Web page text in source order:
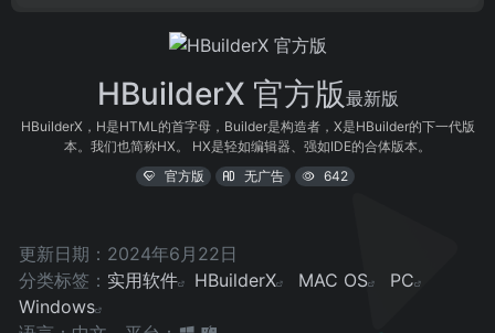
HBuilderX 官方版最新版
HBuilderX，H是HTML的首字母，Builder是构造者，X是HBuilder的下一代版
本。我们也简称HX。 HX是轻如编辑器、强如IDE的合体版本。
官方版
无广告 642
更新日期：2024年6月22日
分类标签： 实用软件 HBuilderX MAC OS
PC
Windows